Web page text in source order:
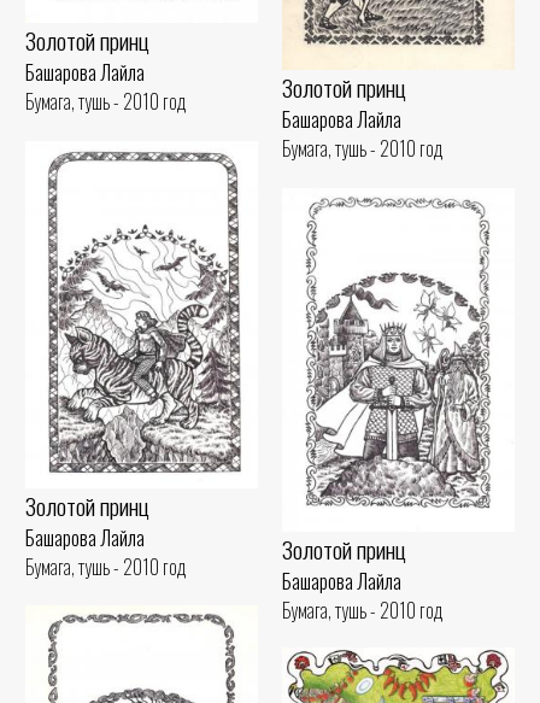
Золотой принц
Башарова Лайла
Бумага, тушь - 2010 год
Золотой принц
Башарова Лайла
Бумага, тушь - 2010 год
Золотой принц
Башарова Лайла
Бумага, тушь - 2010 год
Золотой принц
Башарова Лайла
Бумага, тушь - 2010 год